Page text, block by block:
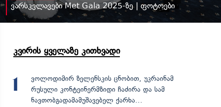
ვარსკვლავები Met Gala 2025-ზე | ფოტოები
კვირის ყველაზე კითხვადი
1
ვოლოდიმირ ზელენსკის ცნობით, უკრაინამ
რუსული კონტეინერმზიდი ჩაძირა და სამ
ნავთობგადამამუშავებელ ქარხა...